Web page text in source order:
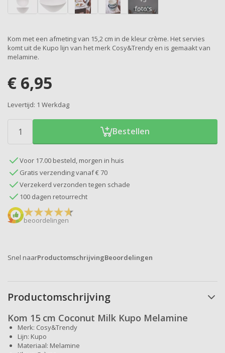
Kom met een afmeting van 15,2 cm in de kleur crème. Het servies
komt uit de Kupo lijn van het merk Cosy&Trendy en is gemaakt van
melamine.
€ 6,95
Levertijd: 1 Werkdag
Bestellen
Voor 17.00 besteld, morgen in huis
Gratis verzending vanaf € 70
Verzekerd verzonden tegen schade
100 dagen retourrecht
beoordelingen
Snel naarProductomschrijvingBeoordelingen
Productomschrijving
Kom 15 cm Coconut Milk Kupo Melamine
Merk: Cosy&Trendy
Lijn: Kupo
Materiaal: Melamine